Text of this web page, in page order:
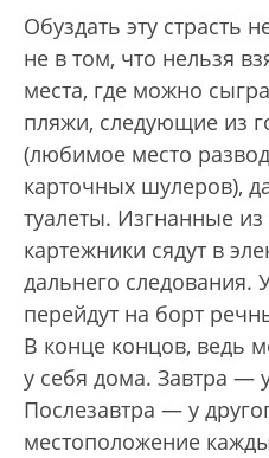
Обуздать эту страсть
не в том, что нельзя
места, где можно
пляжи, следующие из
(любимое место
карточных шулеров),
туалеты. Изгнанные
картежники сядут в
дальнего следования.
перейдут на борт
В конце концов, ведь
у себя дома. Завтра —
Послезавтра — у
местоположение